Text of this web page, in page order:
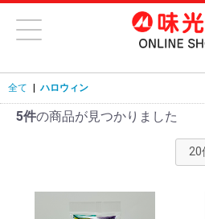
全て | ハロウィン
5件の商品が見つかりました